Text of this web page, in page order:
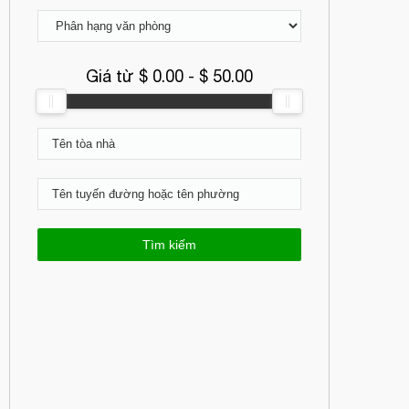
Giá từ $ 0.00 - $ 50.00